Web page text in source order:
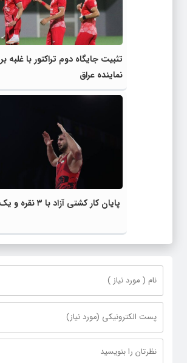
تثبیت جایگاه دوم تراکتور با غلبه بر
نماینده عراق
پایان کار کشتی آزاد با ۳ نقره و یک برنز